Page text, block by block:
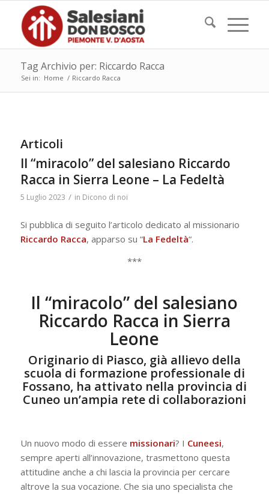
Tag Archivio per: Riccardo Racca
Sei in: Home / Riccardo Racca
Articoli
Il “miracolo” del salesiano Riccardo
Racca in Sierra Leone – La Fedeltà
5 Luglio 2023 / in Dicono di noi
Si pubblica di seguito l’articolo dedicato al missionario
Riccardo Racca, apparso su “La Fedeltà“.
***
Il “miracolo” del salesiano
Riccardo Racca in Sierra
Leone
Originario di Piasco, già allievo della
scuola di formazione professionale di
Fossano, ha attivato nella provincia di
Cuneo un’ampia rete di collaborazioni
Un nuovo modo di essere missionari? I Cuneesi,
sempre aperti all’innovazione, trasmettono questa
attitudine anche a chi lascia la provincia per cercare
altrove la sua vocazione. Che sia uno specialista che